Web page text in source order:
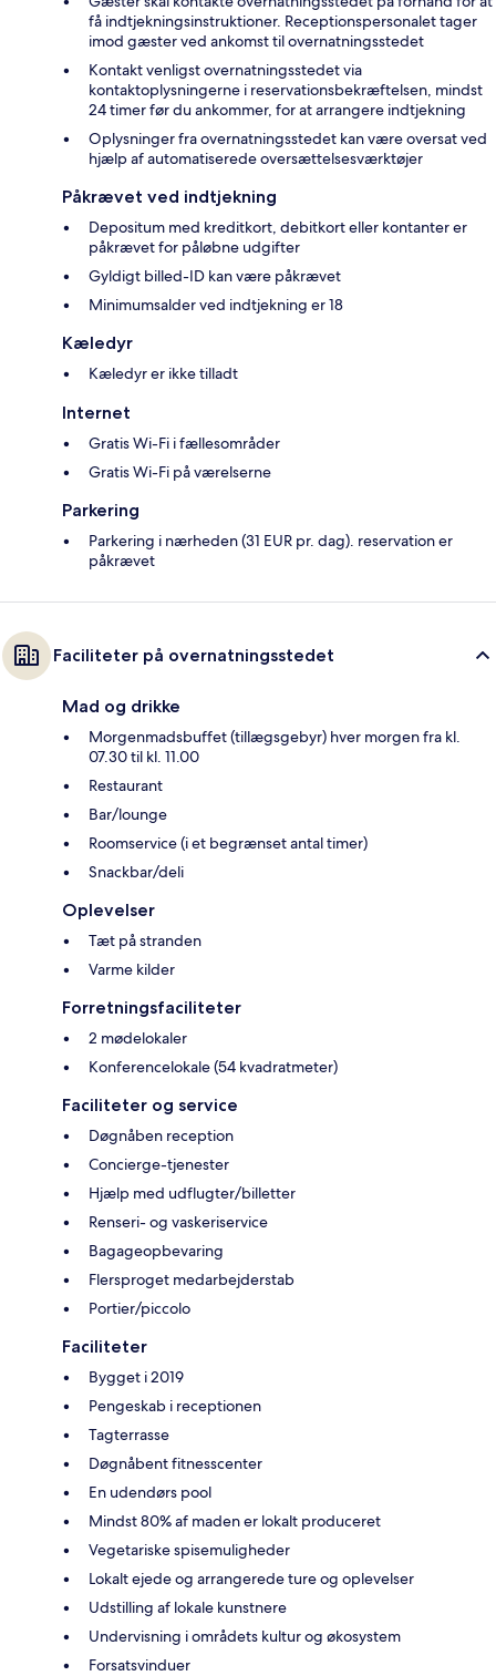
få indtjekningsinstruktioner. Receptionspersonalet tager
imod gæster ved ankomst til overnatningsstedet
Kontakt venligst overnatningsstedet via
kontaktoplysningerne i reservationsbekræftelsen, mindst
24 timer før du ankommer, for at arrangere indtjekning
Oplysninger fra overnatningsstedet kan være oversat ved
hjælp af automatiserede oversættelsesværktøjer
Påkrævet ved indtjekning
Depositum med kreditkort, debitkort eller kontanter er
påkrævet for påløbne udgifter
Gyldigt billed-ID kan være påkrævet
Minimumsalder ved indtjekning er 18
Kæledyr
Kæledyr er ikke tilladt
Internet
Gratis Wi-Fi i fællesområder
Gratis Wi-Fi på værelserne
Parkering
Parkering i nærheden (31 EUR pr. dag). reservation er
påkrævet
Faciliteter på overnatningsstedet
Mad og drikke
Morgenmadsbuffet (tillægsgebyr) hver morgen fra kl.
07.30 til kl. 11.00
Restaurant
Bar/lounge
Roomservice (i et begrænset antal timer)
Snackbar/deli
Oplevelser
Tæt på stranden
Varme kilder
Forretningsfaciliteter
2 mødelokaler
Konferencelokale (54 kvadratmeter)
Faciliteter og service
Døgnåben reception
Concierge-tjenester
Hjælp med udflugter/billetter
Renseri- og vaskeriservice
Bagageopbevaring
Flersproget medarbejderstab
Portier/piccolo
Faciliteter
Bygget i 2019
Pengeskab i receptionen
Tagterrasse
Døgnåbent fitnesscenter
En udendørs pool
Mindst 80% af maden er lokalt produceret
Vegetariske spisemuligheder
Lokalt ejede og arrangerede ture og oplevelser
Udstilling af lokale kunstnere
Undervisning i områdets kultur og økosystem
Forsatsvinduer